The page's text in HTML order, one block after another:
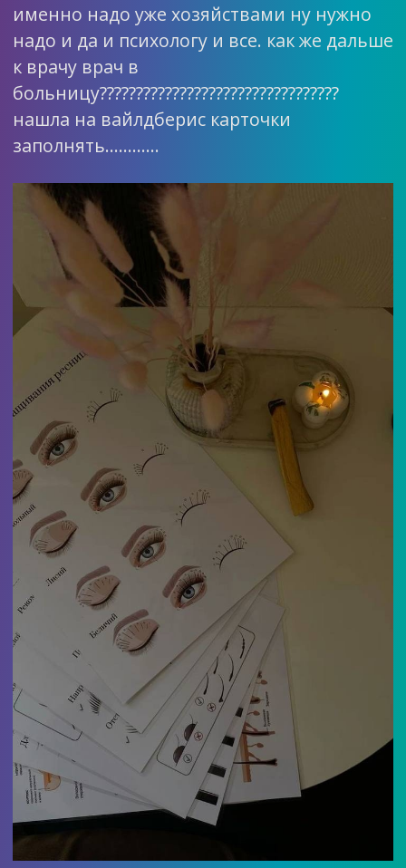
именно надо уже хозяйствами ну нужно
надо и да и психологу и все. как же дальше
к врачу врач в
больницу?????????????????????????????????
нашла на вайлдберис карточки
заполнять…………